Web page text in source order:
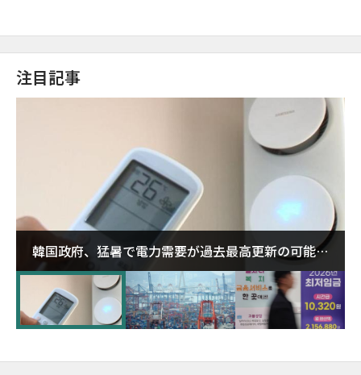
注目記事
韓国政府、猛暑で電力需要が過去最高更新の可能性
に需給対応体制を点検